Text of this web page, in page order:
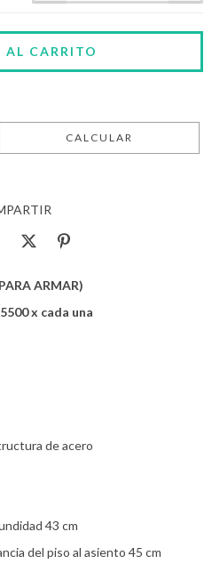
CALCULAR
ARMAR)
x cada una
de acero
43 cm
del piso al asiento 45 cm